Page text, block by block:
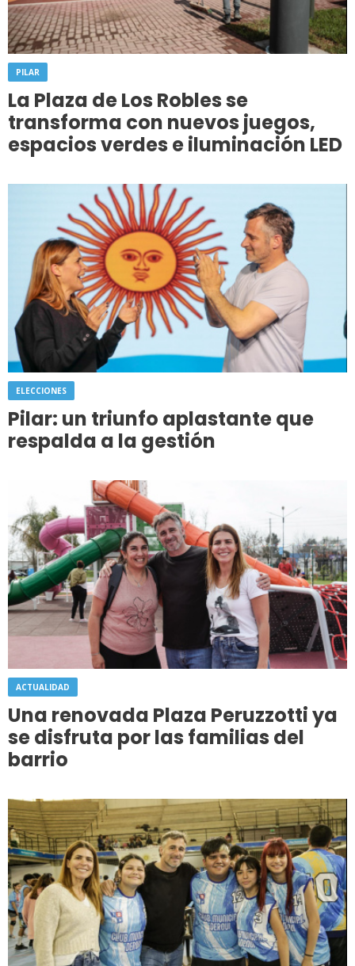
PILAR
La Plaza de Los Robles se
transforma con nuevos juegos,
espacios verdes e iluminación LED
ELECCIONES
Pilar: un triunfo aplastante que
respalda a la gestión
ACTUALIDAD
Una renovada Plaza Peruzzotti ya
se disfruta por las familias del
barrio